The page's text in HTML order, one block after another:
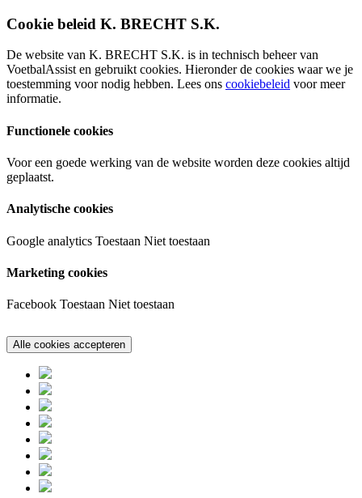
Cookie beleid K. BRECHT S.K.
De website van K. BRECHT S.K. is in technisch beheer van
VoetbalAssist en gebruikt cookies. Hieronder de cookies waar we je
toestemming voor nodig hebben. Lees ons cookiebeleid voor meer
informatie.
Functionele cookies
Voor een goede werking van de website worden deze cookies altijd
geplaatst.
Analytische cookies
Google analytics Toestaan Niet toestaan
Marketing cookies
Facebook Toestaan Niet toestaan